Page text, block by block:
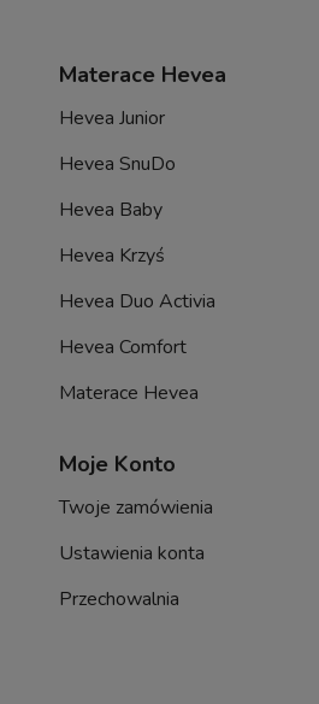
Materace Hevea
Hevea Junior
Hevea SnuDo
Hevea Baby
Hevea Krzyś
Hevea Duo Activia
Hevea Comfort
Materace Hevea
Moje Konto
Twoje zamówienia
Ustawienia konta
Przechowalnia